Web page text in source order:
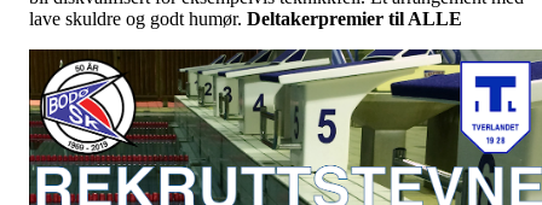
lave skuldre og godt humør. Deltakerpremier til ALLE